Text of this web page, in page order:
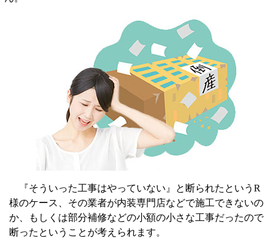
『そういった工事はやっていない』と断られたというR
様のケース、その業者が内装専門店などで施工できないの
か、もしくは部分補修などの小額の小さな工事だったので
断ったということが考えられます。